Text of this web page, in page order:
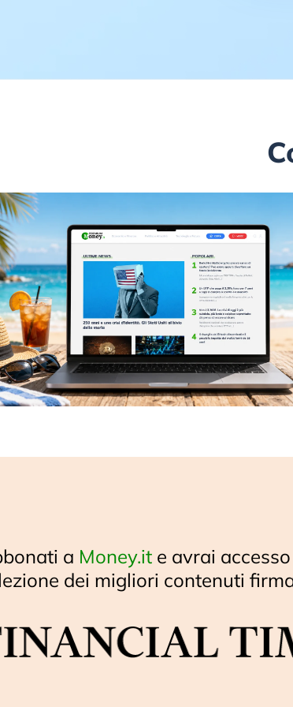
a Money.it e avrai
dei migliori contenuti